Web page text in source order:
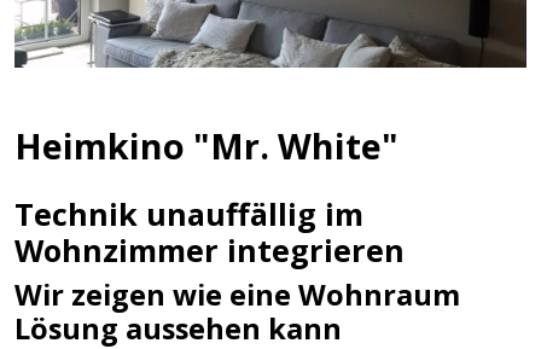
Heimkino "Mr. White"
Technik unauffällig im
Wohnzimmer integrieren
Wir zeigen wie eine Wohnraum
Lösung aussehen kann